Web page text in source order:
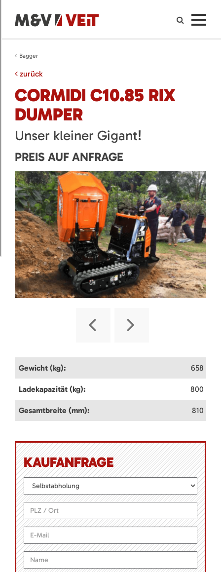
Bagger
zurück
CORMIDI C10.85 RIX
DUMPER
Unser kleiner Gigant!
PREIS AUF ANFRAGE
Gewicht (kg): 658
Ladekapazität (kg): 800
Gesamtbreite (mm): 810
KAUFANFRAGE